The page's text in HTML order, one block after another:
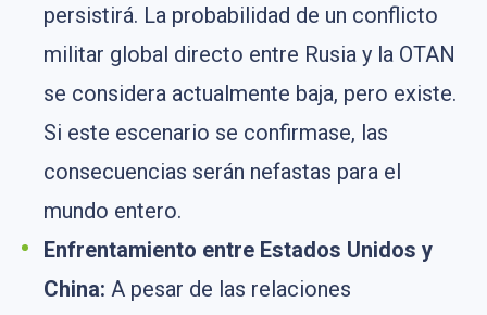
persistirá. La probabilidad de un conflicto
militar global directo entre Rusia y la OTAN
se considera actualmente baja, pero existe.
Si este escenario se confirmase, las
consecuencias serán nefastas para el
mundo entero.
Enfrentamiento entre Estados Unidos y
China: A pesar de las relaciones